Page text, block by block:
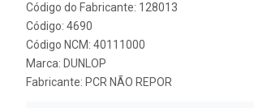
Código do Fabricante: 128013
Código: 4690
Código NCM: 40111000
Marca: DUNLOP
Fabricante: PCR NÃO REPOR